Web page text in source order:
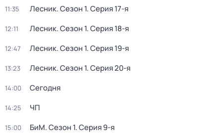
11:35 Лесник. Сезон 1. Серия 17-я
12:11 Лесник. Сезон 1. Серия 18-я
12:47 Лесник. Сезон 1. Серия 19-я
13:23 Лесник. Сезон 1. Серия 20-я
14:00 Сегодня
14:25 ЧП
15:00 БиМ. Сезон 1. Серия 9-я